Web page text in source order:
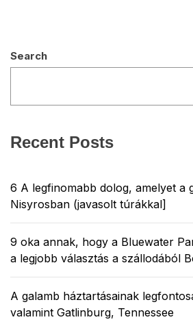
Search
Recent Posts
6 A legfinomabb dolog, amelyet a
Nisyrosban (javasolt túrákkal]
9 oka annak, hogy a Bluewater
a legjobb választás a szállodából
A galamb háztartásainak
valamint Gatlinburg, Tennessee